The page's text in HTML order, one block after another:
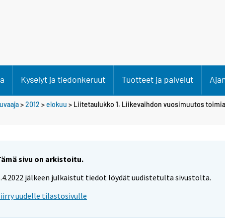
Kyselyt ja tiedonkeruut Tuotteet ja palvelut
>2012 >elokuu > Liitetaulukko 1. Liikevaihdon vuosimuutos
sivu on arkistoitu.
jälkeen julkaistut tiedot löydät uudistetulta sivustolta.
uudelle tilastosivulle